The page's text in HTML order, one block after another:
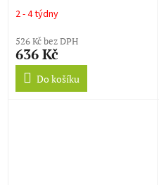
2 - 4 týdny
526 Kč bez DPH
636 Kč
Do košíku